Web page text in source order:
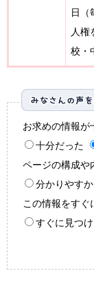
日（
人権
校・
お求めの情報が
十分だった
ページの構成や
分かりやす
この情報をすぐ
すぐに見つ